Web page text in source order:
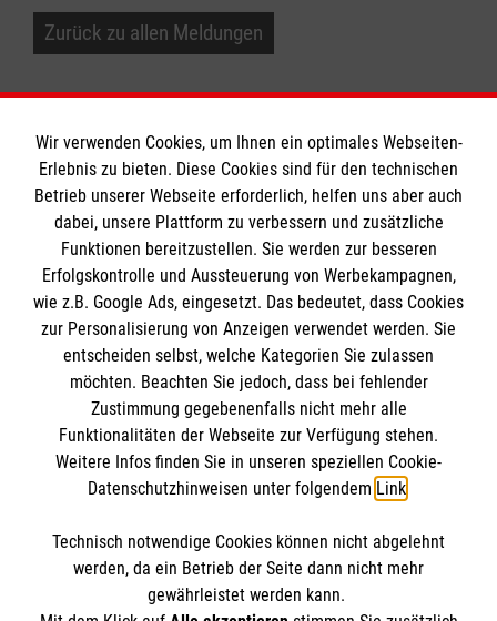
Zurück zu allen Meldungen
Informationen
Impressum
Datenschutz
Kontakt
Barrierefreiheit
Die Malteser
Malteser in Deutschland
Malteserorden
Sharepoint
Spendenkonto
Empfänger: Malteser Hilfsdienst e.V.
IBAN: DE71 3706 0120 1201 2160 83
So finden Sie uns
Wir verwenden Cookies, um Ihnen ein optimales Webseiten-
Erlebnis zu bieten. Diese Cookies sind für den technischen
Betrieb unserer Webseite erforderlich, helfen uns aber auch
dabei, unsere Plattform zu verbessern und zusätzliche
Funktionen bereitzustellen. Sie werden zur besseren
Erfolgskontrolle und Aussteuerung von Werbekampagnen,
wie z.B. Google Ads, eingesetzt. Das bedeutet, dass Cookies
zur Personalisierung von Anzeigen verwendet werden. Sie
entscheiden selbst, welche Kategorien Sie zulassen
möchten. Beachten Sie jedoch, dass bei fehlender
Zustimmung gegebenenfalls nicht mehr alle
Funktionalitäten der Webseite zur Verfügung stehen.
Weitere Infos finden Sie in unseren speziellen Cookie-
Datenschutzhinweisen unter folgendem Link.
Technisch notwendige Cookies können nicht abgelehnt
werden, da ein Betrieb der Seite dann nicht mehr
gewährleistet werden kann.